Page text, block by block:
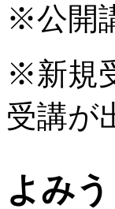
※公開
※新規
受講が
よみ